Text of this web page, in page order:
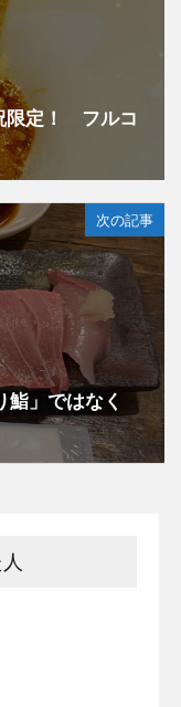
限定！ フルコ
次の記事
鮨」ではなく